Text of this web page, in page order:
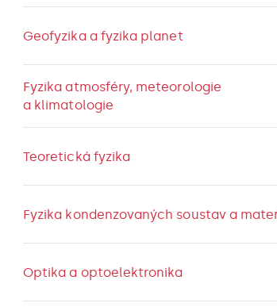
Geofyzika a fyzika planet
Fyzika atmosféry, meteorologie
a klimatologie
Teoretická fyzika
Fyzika kondenzovaných soustav a
Optika a optoelektronika